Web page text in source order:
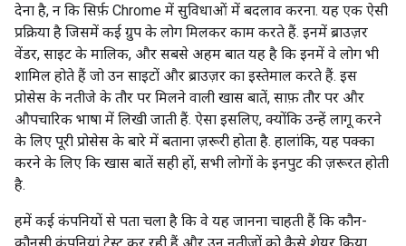
देना है, न कि सिर्फ़ Chrome में सुविधाओं में बदलाव करना. यह एक ऐसी
प्रक्रिया है जिसमें कई ग्रुप के लोग मिलकर काम करते हैं. इनमें ब्राउज़र
वेंडर, साइट के मालिक, और सबसे अहम बात यह है कि इनमें वे लोग भी
शामिल होते हैं जो उन साइटों और ब्राउज़र का इस्तेमाल करते हैं. इस
प्रोसेस के नतीजे के तौर पर मिलने वाली खास बातें, साफ़ तौर पर और
औपचारिक भाषा में लिखी जाती हैं. ऐसा इसलिए, क्योंकि उन्हें लागू करने
के लिए पूरी प्रोसेस के बारे में बताना ज़रूरी होता है. हालांकि, यह पक्का
करने के लिए कि खास बातें सही हों, सभी लोगों के इनपुट की ज़रूरत होती
है.
हमें कई कंपनियों से पता चला है कि वे यह जानना चाहती हैं कि कौन-
कौनसी कंपनियां टेस्ट कर रही हैं और उन नतीजों को कैसे शेयर किया